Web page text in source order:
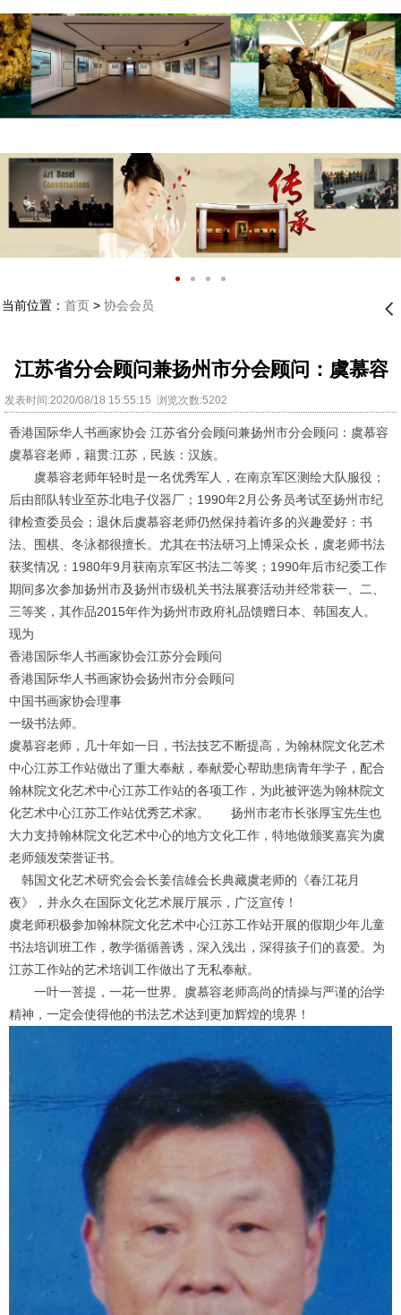
1 2 3
当前位置： 首页> 协会会员 󰊒
江苏省分会顾问兼扬州市分会顾问：虞慕容
发表时间:2020/08/18 15:55:15 浏览次数:5202
香港国际华人书画家协会 江苏省分会顾问兼扬州市分会顾问：虞慕容
虞慕容老师，籍贯:江苏，民族：汉族。
虞慕容老师年轻时是一名优秀军人，在南京军区测绘大队服役；
后由部队转业至苏北电子仪器厂； 1990年2月公务员考试至扬州市纪
律检查委员会；退休后虞慕容老师仍然保持着许多的兴趣爱好：书
法、围棋、冬泳都很擅长。尤其在书法研习上博采众长，虞老师书法
获奖情况： 1980年9月获南京军区书法二等奖； 1990年后市纪委工作
期间多次参加扬州市及扬州市级机关书法展赛活动并经常获一、二、
三等奖，其作品2015年作为扬州市政府礼品馈赠日本、韩国友人。
现为
香港国际华人书画家协会江苏分会顾问
香港国际华人书画家协会扬州市分会顾问
中国书画家协会理事
一级书法师。
虞慕容老师，几十年如一日，书法技艺不断提高，为翰林院文化艺术
中心江苏工作站做出了重大奉献，奉献爱心帮助患病青年学子，配合
翰林院文化艺术中心江苏工作站的各项工作，为此被评选为翰林院文
化艺术中心江苏工作站优秀艺术家。
扬州市老市长张厚宝先生也
大力支持翰林院文化艺术中心的地方文化工作，特地做颁奖嘉宾为虞
老师颁发荣誉证书。
韩国文化艺术研究会会长姜信雄会长典藏虞老师的《春江花月
夜》，并永久在国际文化艺术展厅展示，广泛宣传！
虞老师积极参加翰林院文化艺术中心江苏工作站开展的假期少年儿童
书法培训班工作，教学循循善诱，深入浅出，深得孩子们的喜爱。为
江苏工作站的艺术培训工作做出了无私奉献。
一叶一菩提，一花一世界。虞慕容老师高尚的情操与严谨的治学
精神，一定会使得他的书法艺术达到更加辉煌的境界！